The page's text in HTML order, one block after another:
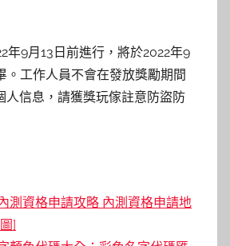
年9月13日前進行，將於2022年9
。工作人員不會在發放獎勵期間
人信息，請獲獎玩傢註意防盜防
測資格申請攻略 內測資格申請地
]